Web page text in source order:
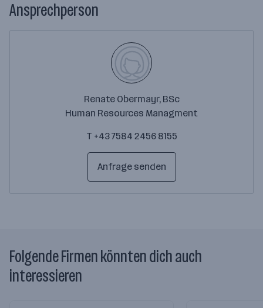
Ansprechperson
Renate Obermayr, BSc
Human Resources Managment
T +43 7584 2456 8155
Anfrage senden
Folgende Firmen könnten dich auch
interessieren